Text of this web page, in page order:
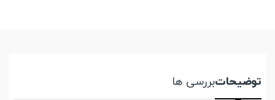
توضیحاتبررسی ها